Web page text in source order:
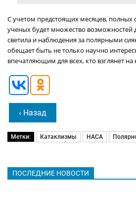
С учетом предстоящих месяцев, полных
ученых будет множество возможностей
светила и наблюдения за полярными
обещает быть не только научно
впечатляющим для всех, кто взглянет на
‹ Назад
Метки: Катаклизмы НАСА
ПОСЛЕДНИЕ НОВОСТИ